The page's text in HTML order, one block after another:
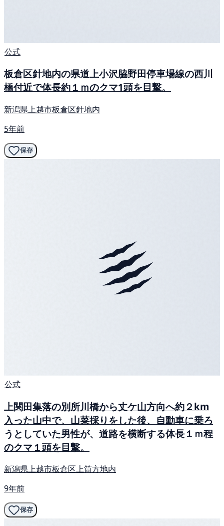
公式
板倉区針地内の県道上小沢脇野田停車場線の西川
橋付近で体長約１ｍのクマ1頭を目撃。
新潟県上越市板倉区針地内
5年前
保存
公式
上関田集落の別所川橋から丈ケ山方向へ約２km
入った山中で、山菜採りをした後、自動車に乗ろ
うとしていた男性が、道路を横断する体長１ｍ程
のクマ１頭を目撃。
新潟県上越市板倉区上筒方地内
9年前
保存